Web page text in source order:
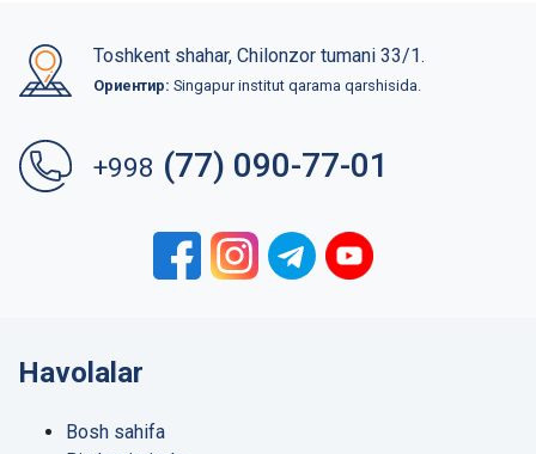
Toshkent shahar, Chilonzor tumani 33/1.
Ориентир: Singapur institut qarama qarshisida.
+998 (77) 090-77-01
Havolalar
Bosh sahifa